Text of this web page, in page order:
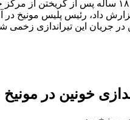
داد، رئیس پلیس مونیخ در